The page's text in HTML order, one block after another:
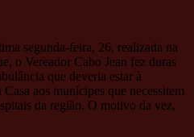
segunda-feira, 26, realizada na
o Vereador Cabo Jean fez duras
que deveria estar à
aos munícipes que necessitem
da região. O motivo da vez,